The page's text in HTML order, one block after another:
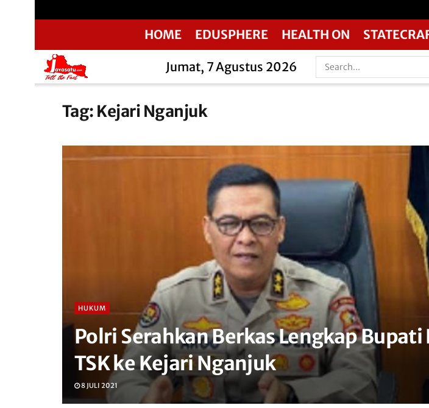
HOME EDUSPHERE HEALTH ON
Jumat, 7 Agustus 2026
Tag: Kejari Nganjuk
HUKUM
Polri Serahkan Berkas Lengkap
TSK ke Kejari Nganjuk
8 JULI 2021